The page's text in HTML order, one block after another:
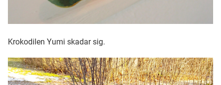
Krokodilen Yumi skadar sig.